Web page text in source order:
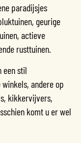
paradijsjes
geurige
actieve
rusttuinen.
een stil
andere op
kikkervijvers,
komt u er wel